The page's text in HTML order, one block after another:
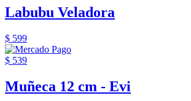
Labubu Veladora
$ 599
$ 539
Muñeca 12 cm - Evi